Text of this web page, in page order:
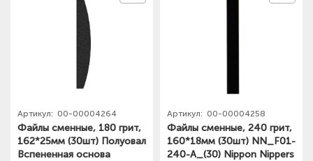
Артикул: 00-00004264
Файлы сменные, 180 грит,
162*25мм (30шт) Полуовал
Вспененная основа
Артикул: 00-00004258
Файлы сменные, 240 грит,
160*18мм (30шт) NN_F01-
240-A_(30) Nippon Nippers